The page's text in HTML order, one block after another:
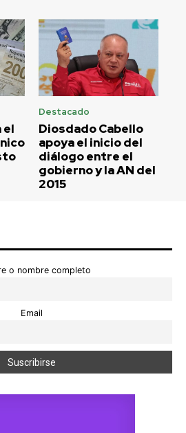
el
Destacado
Diosdado Cabello
apoya el inicio del
diálogo entre el
gobierno y la AN del
2015
o nombre completo
Email